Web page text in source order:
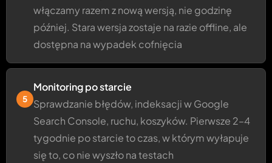
włączamy razem z nową wersją, nie godzinę
później. Stara wersja zostaje na razie offline, ale
dostępna na wypadek cofnięcia
5
Monitoring po starcie
Sprawdzanie błędów, indeksacji w Google
Search Console, ruchu, koszyków. Pierwsze 2–4
tygodnie po starcie to czas, w którym wyłapuje
się to, co nie wyszło na testach